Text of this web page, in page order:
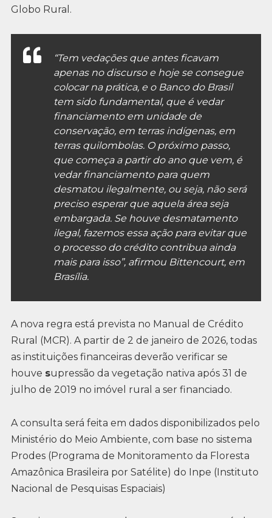
Globo Rural.
“Tem vedações que antes ficavam
apenas no discurso e hoje se consegue
colocar na prática, e o Banco do Brasil
tem sido fundamental, que é vedar
financiamento em unidade de
conservação, em terras indígenas, em
terras quilombolas. O próximo passo,
que começa a partir do ano que vem, é
vedar financiamento para quem
desmatou ilegalmente, ou seja, não será
preciso esperar que aquela área seja
embargada. Se houve desmatamento
ilegal, fazemos essa ação para evitar que
o processo do crédito contribua ainda
mais para isso”, afirmou Bittencourt, em
Brasília.
A nova regra está prevista no Manual de Crédito
Rural (MCR). A partir de 2 de janeiro de 2026, todas
as instituições financeiras deverão verificar se
houve supressão da vegetação nativa após 31 de
julho de 2019 no imóvel rural a ser financiado.
A consulta será feita em dados disponibilizados pelo
Ministério do Meio Ambiente, com base no sistema
Prodes (Programa de Monitoramento da Floresta
Amazônica Brasileira por Satélite) do Inpe (Instituto
Nacional de Pesquisas Espaciais)